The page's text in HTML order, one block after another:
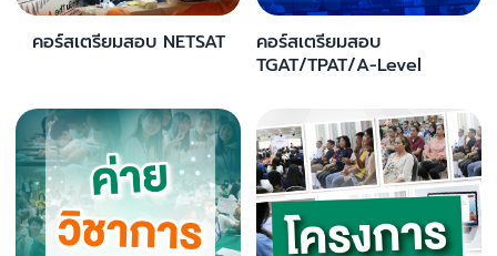
คอร์สเตรียมสอบ NETSAT
คอร์สเตรียมสอบ
TGAT/TPAT/A-Level